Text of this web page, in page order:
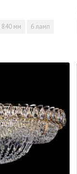
840 мм 6 ламп